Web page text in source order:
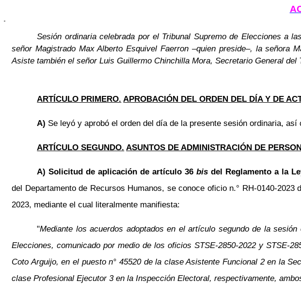
Sesión ordinaria celebrada por el Tribunal Supremo de Elecciones a
señor Magistrado Max Alberto Esquivel Faerron –quien preside–, la señora
Asiste también el señor Luis Guillermo Chinchilla Mora, Secretario General del
ARTÍCULO PRIMERO. APROBACIÓN DEL ORDEN DEL DÍA Y DE
A) Se leyó y aprobó el orden del día de la presente sesión ordinaria,
ARTÍCULO SEGUNDO. ASUNTOS DE ADMINISTRACIÓN DE
A) Solicitud de aplicación de artículo 36bis del Reglamento a la
del Departamento de Recursos Humanos, se conoce oficio n.° RH-0140-
2023, mediante el cual literalmente manifiesta:
"Mediante los acuerdos adoptados en el artículo segundo de la
Elecciones, comunicado por medio de los oficios STSE-2850-2022 y STSE-
Coto Arguijo, en el puesto n° 45520 de la clase Asistente Funcional 2 en la
clase Profesional Ejecutor 3 en la Inspección Electoral, respectivamente,